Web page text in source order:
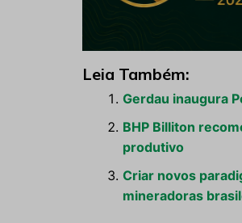
Leia Também:
Gerdau inaugura
BHP Billiton
produtivo
Criar novos
mineradoras